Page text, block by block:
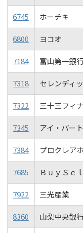
6745 ホーチキ
6800 ヨコオ
7184 富山第一銀
7318 セレンディ
7322 三十三フィ
7345 アイ・パー
7384 プロクレア
7685 ＢｕｙＳｅ
7922 三光産業
8360 山梨中央銀